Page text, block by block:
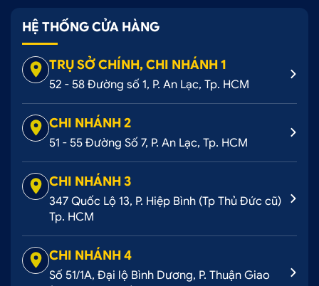
Đổi trả miễn phí hàng lỗi từ nhà sản xuất
Ô tô Hoàng Kim - Địa chỉ mua phụ kiện ô tô giá rẻ
2.2. Cách thức mua thảm taplo cacbon
Camry tại Hoàng Kim
Ô tô Hoàng Kim chuyên cung cấp phụ kiện ô tô đa
dạng mẫu mã theo yêu cầu nâng cấp ô tô của
khách hàng. Để tham khảo và tư vấn mua sản phẩm
khách hàng có thể thực hiện theo 1 trong 3 cách
228 338
HỆ THỐNG CỬA HÀNG
TRỤ SỞ CHÍNH, CHI NHÁNH 1
52 - 58 Đường số 1, P. An Lạc, Tp. HCM
CHI NHÁNH 2
51 - 55 Đường Số 7, P. An Lạc, Tp. HCM
CHI NHÁNH 3
347 Quốc Lộ 13, P. Hiệp Bình (Tp Thủ Đức cũ)
Tp. HCM
CHI NHÁNH 4
Số 51/1A, Đại lộ Bình Dương, P. Thuận Giao